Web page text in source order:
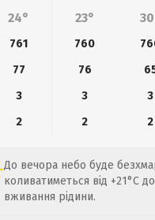
24° 23°
761 760
77 76
3 3 3
2 2 2
До вечора небо буде
коливатиметься від +21°C
вживання рідини.